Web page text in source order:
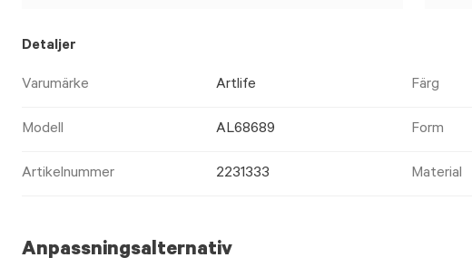
Detaljer
Varumärke Artlife Färg
Modell AL68689 Form
Artikelnummer 2231333 Material
Anpassningsalternativ